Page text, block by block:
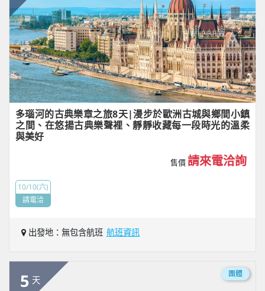
多瑙河的古典樂章之旅8天|漫步於歐洲古城與鄉間小鎮
之間、在悠揚古典樂聲裡、靜靜收藏每一段時光的溫柔
與美好
售價 請來電洽詢
10/10(六)
請電洽
出發地：無包含航班 航班資訊
5 天
團體